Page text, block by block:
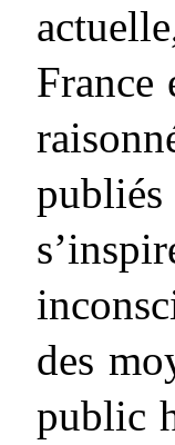
France
des
public